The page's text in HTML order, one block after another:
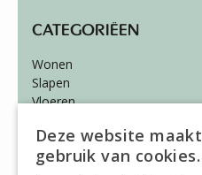
CATEGORIËEN
Wonen
Slapen
Vloeren
ALGEMEEN
Deze website maakt
gebruik van cookies.